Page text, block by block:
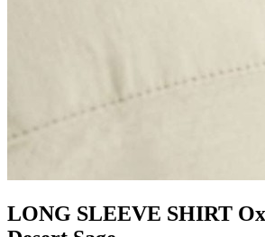
LONG SLEEVE SHIRT